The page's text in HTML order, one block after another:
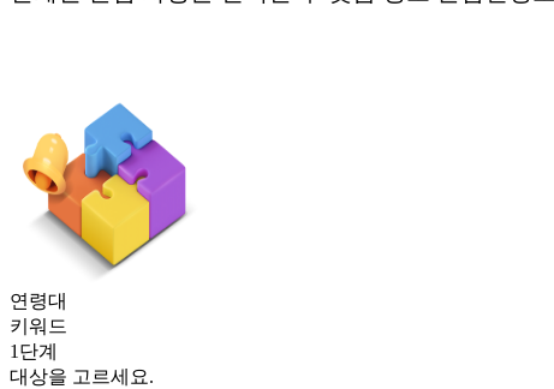
연령대
키워드
1단계
대상을 고르세요.